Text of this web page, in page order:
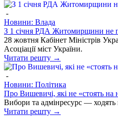
-
Новини: Влада
З 1 січня РДА Житомирщини не
28 жовтня Кабінет Міністрів
Асоціації міст України.
Читати решту →
-
Новини: Політика
Про Вишевичі, які не «стоять на
Вибори та адмінресурс — ходять
Читати решту →